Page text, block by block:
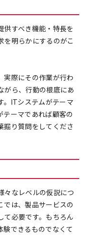
供すべき機能・特長を
を明らかにするのがこ
実際にその作業が行わ
がら、行動の根底にあ
。ITシステムがテーマ
テーマであれば顧客の
掘り質問をしてくださ
々なレベルの仮説につ
では、製品サービスの
て必要です。もちろん
験できるものでなくて